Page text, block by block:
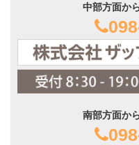
中部方面か
南部方面か